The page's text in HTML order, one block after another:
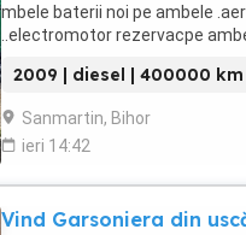
mbele baterii noi pe ambele
..electromotor rezervacpe
2009 | diesel | 400000 km
Sanmartin, Bihor
ieri 14:42
Vind Garsoniera din